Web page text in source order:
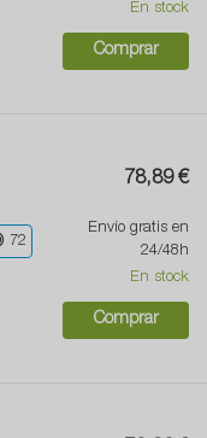
En stock
Comprar
72
78,89 €
Envío gratis en
24/48h
En stock
Comprar